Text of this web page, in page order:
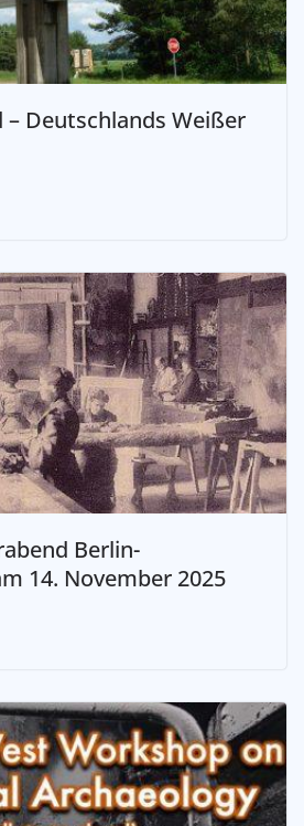
– Deutschlands Weißer
Berlin-
14. November 2025